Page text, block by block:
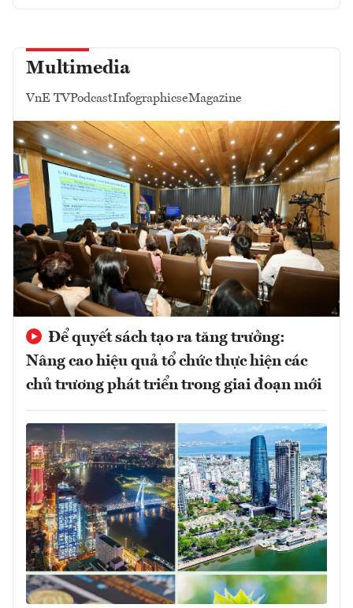
Multimedia
VnE TVPodcastInfographicseMagazine
Để quyết sách tạo ra tăng trưởng:
Nâng cao hiệu quả tổ chức thực hiện các
chủ trương phát triển trong giai đoạn mới